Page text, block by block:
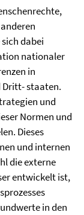
dabei
nationaler
in
staaten.
und
Normen und
Dieses
und internen
die externe
entwickelt ist,
in den